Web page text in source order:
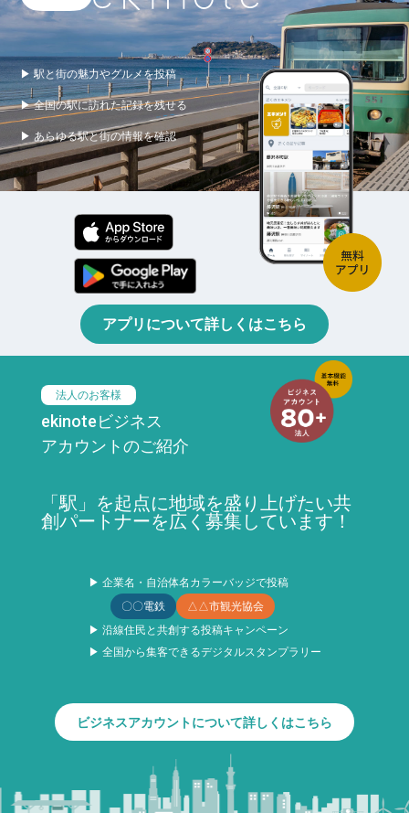
▶ 駅と街の魅力やグルメを投稿
▶ 全国の駅に訪れた記録を残せる
▶ あらゆる駅と街の情報を確認
アプリについて詳しくはこちら
法人のお客様
ekinoteビジネス
アカウントのご紹介
「駅」を起点に地域を盛り上げたい共
創パートナーを広く募集しています！
▶ 企業名・自治体名カラーバッジで投稿
〇〇電鉄
△△市観光協会
▶ 沿線住民と共創する投稿キャンペーン
▶ 全国から集客できるデジタルスタンプラリー
ビジネスアカウントについて詳しくはこちら